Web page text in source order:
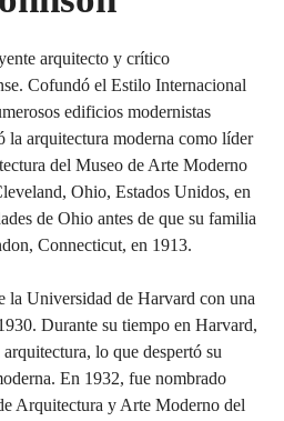
arquitecto y crítico
Cofundó el Estilo Internacional
edificios modernistas
la arquitectura moderna como líder
del Museo de Arte Moderno
Ohio, Estados Unidos, en
de Ohio antes de que su familia
Connecticut, en 1913.
la Universidad de Harvard con una
Durante su tiempo en Harvard,
lo que despertó su
En 1932, fue nombrado
Arquitectura y Arte Moderno del